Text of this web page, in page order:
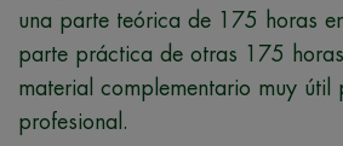
una parte teórica de 175 horas
parte práctica de otras 175
material complementario muy útil
profesional.